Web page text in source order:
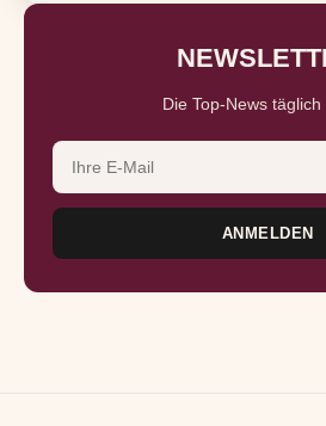
Die Top-News täglich
E-Mail-Adresse
ANMELDEN